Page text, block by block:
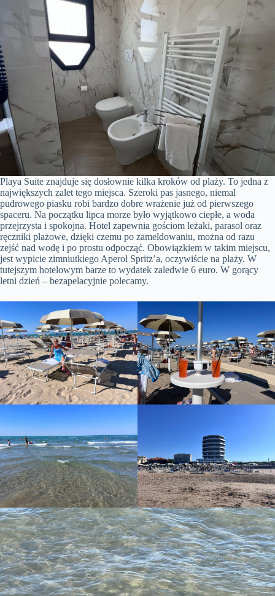
Playa Suite znajduje się dosłownie kilka kroków od plaży. To jedna z
największych zalet tego miejsca. Szeroki pas jasnego, niemal
pudrowego piasku robi bardzo dobre wrażenie już od pierwszego
spaceru. Na początku lipca morze było wyjątkowo ciepłe, a woda
przejrzysta i spokojna. Hotel zapewnia gościom leżaki, parasol oraz
ręczniki plażowe, dzięki czemu po zameldowaniu, można od razu
zejść nad wodę i po prostu odpocząć. Obowiązkiem w takim miejscu,
jest wypicie zimniutkiego Aperol Spritz’a, oczywiście na plaży. W
tutejszym hotelowym barze to wydatek zaledwie 6 euro. W gorący
letni dzień – bezapelacyjnie polecamy.